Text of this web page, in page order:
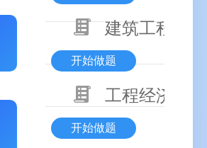
建筑工程技术
开始做题
工程经济
开始做题